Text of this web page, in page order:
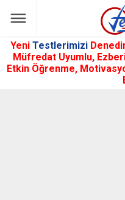
Yeni Testlerimizi
Müfredat Uyumlu, Ezberi
Etkin Öğrenme,